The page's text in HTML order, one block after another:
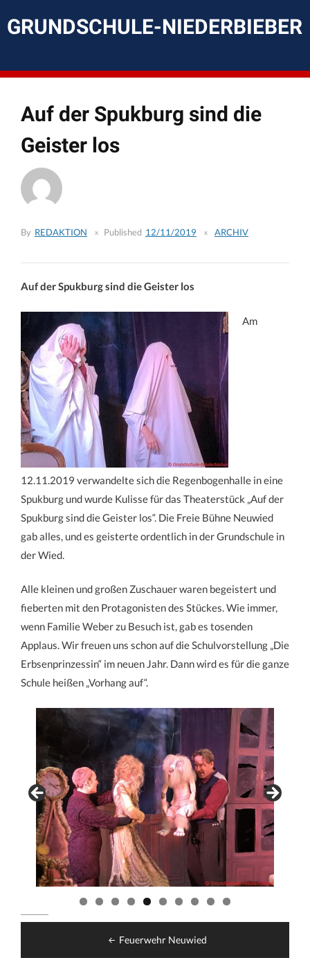
content
GRUNDSCHULE-NIEDERBIEBER
Auf der Spukburg sind die
Geister los
By REDAKTION Published 12/11/2019 ARCHIV
Auf der Spukburg sind die Geister los
Am
12.11.2019 verwandelte sich die Regenbogenhalle in eine
Spukburg und wurde Kulisse für das Theaterstück „Auf der
Spukburg sind die Geister los“. Die Freie Bühne Neuwied
gab alles, und es geisterte ordentlich in der Grundschule in
der Wied.
Alle kleinen und großen Zuschauer waren begeistert und
fieberten mit den Protagonisten des Stückes. Wie immer,
wenn Familie Weber zu Besuch ist, gab es tosenden
Applaus. Wir freuen uns schon auf die Schulvorstellung „Die
Erbsenprinzessin“ im neuen Jahr. Dann wird es für die ganze
Schule heißen „Vorhang auf“.
Feuerwehr Neuwied